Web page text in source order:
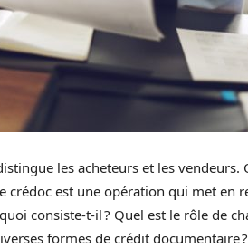
les acheteurs et les
est une opération qui met en
consiste-t-il ? Quel est le rôle de
formes de crédit documentaire